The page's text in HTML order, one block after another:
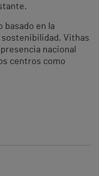
basado en la
Vithas
nacional
centros como